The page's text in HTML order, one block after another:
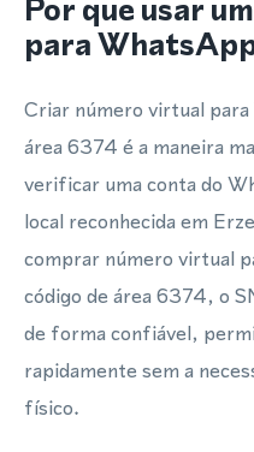
Por que usar
para
Criar número virtual
área 6374 é a maneira
verificar uma conta do
local reconhecida em
comprar número virtual
código de área 6374, o
de forma confiável,
rapidamente sem a
físico.